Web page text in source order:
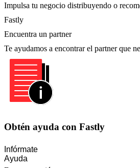
Impulsa tu negocio distribuyendo o
Fastly
Encuentra un partner
Te ayudamos a encontrar el partner que
Obtén ayuda con Fastly
Infórmate
Ayuda